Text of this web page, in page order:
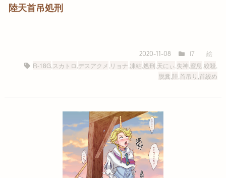
陸天首吊処刑
2020-11-08 I7
絵
R-18G スカトロ デスアクメ リョナ 凍結 ,処刑 天にぃ 失神 窒息 ,絞殺
脱糞 陸 ,首吊り ,首絞め